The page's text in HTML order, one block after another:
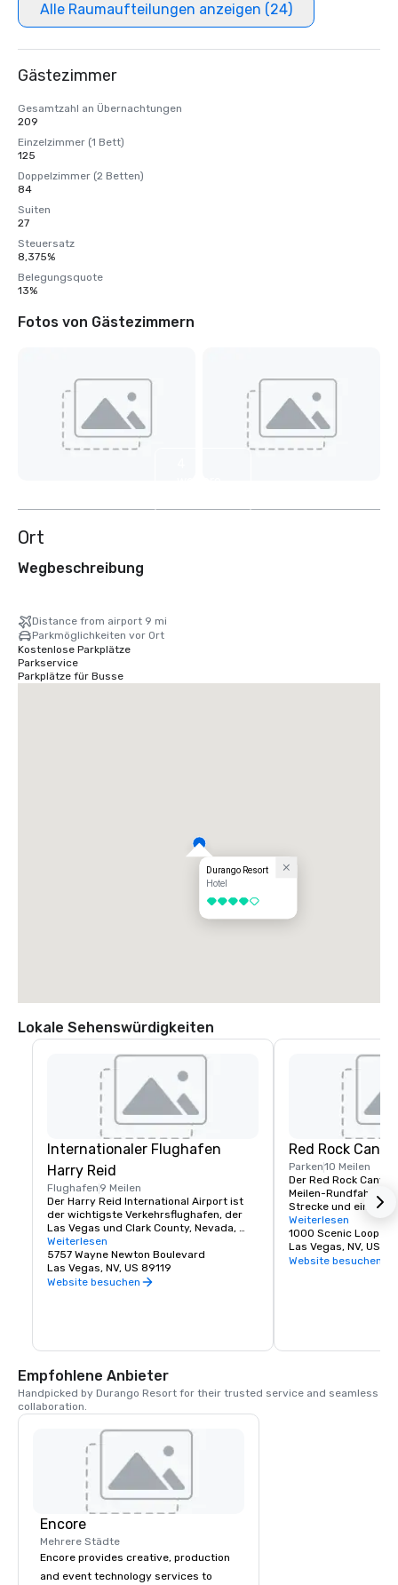
Alle Raumaufteilungen anzeigen (24)
Gästezimmer
Gesamtzahl an Übernachtungen
209
Einzelzimmer (1 Bett)
125
Doppelzimmer (2 Betten)
84
Suiten
27
Steuersatz
8,375%
Belegungsquote
13%
Fotos von Gästezimmern
Ort
Wegbeschreibung
Distance from airport 9 mi
Parkmöglichkeiten vor Ort
Kostenlose Parkplätze
Parkservice
Parkplätze für Busse
Durango Resort
Hotel
4 von 5
Lokale Sehenswürdigkeiten
Internationaler Flughafen
Harry Reid
Flughafen 9 Meilen
Der Harry Reid International Airport ist
der wichtigste Verkehrsflughafen, der
Las Vegas und Clark County, Nevada,
USA, bedient. Der Flughafen liegt fünf
Meilen südlich der Innenstadt von Las
Vegas, im gemeindefreien Gebiet von
Paradise in Clark County.
Weiterlesen
5757 Wayne Newton Boulevard
Las Vegas, NV, US 89119
Website besuchen
Red Rock
Parken10 Meilen
Der Red Rock
Meilen-Rundfahrt in
Strecke und ein
Informationen und
Weiterlesen
1000 Scenic Loop Dr.
Las Vegas, NV, US
Website besuchen
Empfohlene Anbieter
Handpicked by Durango Resort for their trusted service and seamless
collaboration.
Encore
Mehrere Städte
Encore provides creative, production
and event technology services to